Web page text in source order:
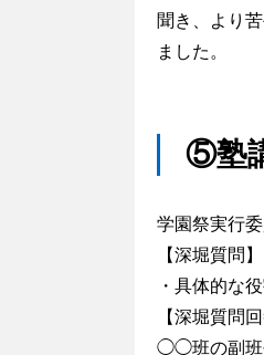
聞き、より
ました。
⑤塾
学園祭実行
【深堀質問】
・具体的な
【深堀質問回
◯◯班の副班